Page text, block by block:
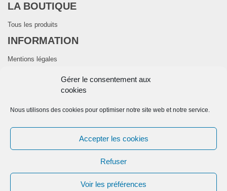
Gérer le consentement aux
cookies
Nous utilisons des cookies pour optimiser notre site web et notre service.
Accepter les cookies
Refuser
Voir les préférences
LA BOUTIQUE
Tous les produits
INFORMATION
Mentions légales
Politique de cookies (UE)
contact@domocelec.com